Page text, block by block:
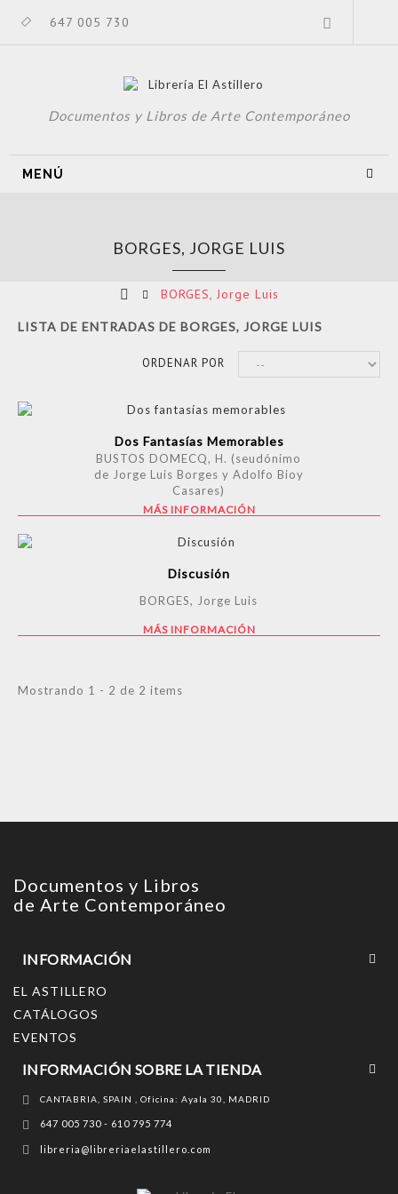
647 005 730
Documentos y Libros de Arte Contemporáneo
MENÚ
BORGES, JORGE LUIS
BORGES, Jorge Luis
LISTA DE ENTRADAS DE BORGES, JORGE LUIS
ORDENAR POR
Dos Fantasías Memorables
BUSTOS DOMECQ, H. (seudónimo
de Jorge Luis Borges y Adolfo Bioy
Casares)
MÁS INFORMACIÓN
Discusión
BORGES, Jorge Luis
MÁS INFORMACIÓN
Mostrando 1 - 2 de 2 items
Documentos y Libros
de Arte Contemporáneo
INFORMACIÓN
EL ASTILLERO
CATÁLOGOS
EVENTOS
INFORMACIÓN SOBRE LA TIENDA
CANTABRIA, SPAIN , Oficina: Ayala 30, MADRID
647 005 730 - 610 795 774
libreria@libreriaelastillero.com